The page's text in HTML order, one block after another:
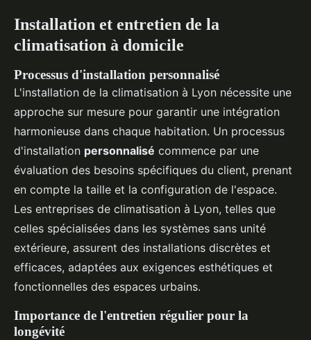
Installation et entretien de la
climatisation à domicile
Processus d'installation personnalisé
L'installation de la climatisation à Lyon nécessite une
approche sur mesure pour garantir une intégration
harmonieuse dans chaque habitation. Un processus
d'installation personnalisé commence par une
évaluation des besoins spécifiques du client, prenant
en compte la taille et la configuration de l'espace.
Les entreprises de climatisation à Lyon, telles que
celles spécialisées dans les systèmes sans unité
extérieure, assurent des installations discrètes et
efficaces, adaptées aux exigences esthétiques et
fonctionnelles des espaces urbains.
Importance de l'entretien régulier pour la
longévité